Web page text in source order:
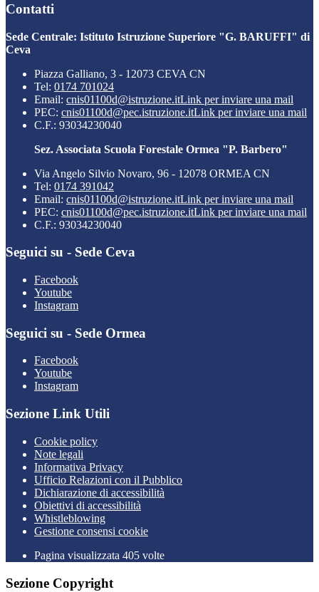
Contatti
Sede Centrale: Istituto Istruzione Superiore "G. BARUFFI" di
Ceva
Piazza Galliano, 3 - 12073 CEVA CN
Tel: 0174 701024
Email: cnis01100d@istruzione.itLink per inviare una mail
PEC: cnis01100d@pec.istruzione.itLink per inviare una mail
C.F.: 93034230040
Sez. Associata Scuola Forestale Ormea "P. Barbero"
Via Angelo Silvio Novaro, 96 - 12078 ORMEA CN
Tel: 0174 391042
Email: cnis01100d@istruzione.itLink per inviare una mail
PEC: cnis01100d@pec.istruzione.itLink per inviare una mail
C.F.: 93034230040
Seguici su - Sede Ceva
Facebook
Youtube
Instagram
Seguici su - Sede Ormea
Facebook
Youtube
Instagram
Sezione Link Utili
Cookie policy
Note legali
Informativa Privacy
Ufficio Relazioni con il Pubblico
Dichiarazione di accessibilità
Obiettivi di accessibilità
Whistleblowing
Gestione consensi cookie
Pagina visualizzata 405 volte
Sezione Copyright